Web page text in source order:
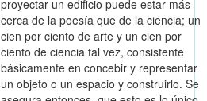
proyectar un edificio puede estar más
cerca de la poesía que de la ciencia; un
cien por ciento de arte y un cien por
ciento de ciencia tal vez, consistente
básicamente en concebir y representar
un objeto o un espacio y construirlo. Se